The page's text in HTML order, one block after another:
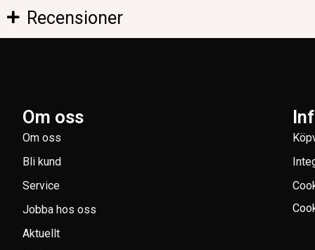
Recensioner
Om oss
Om oss
Bli kund
Service
Jobba hos oss
Aktuellt